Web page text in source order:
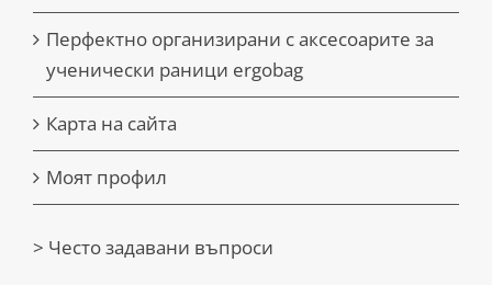
Перфектно организирани с аксесоарите за
ученически раници ergobag
Карта на сайта
Моят профил
> Често задавани въпроси